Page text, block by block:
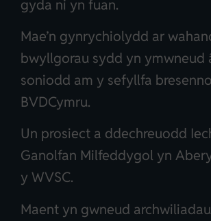
gyda ni yn fuan.
Mae’n gynrychiolydd ar
bwyllgorau sydd yn ymwneud
soniodd am y sefyllfa
BVDCymru.
Un prosiect a ddechreuodd
Ganolfan Milfeddygol yn
y WVSC.
Maent yn gwneud